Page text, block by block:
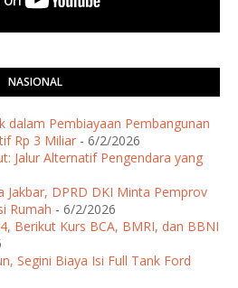
NASIONAL
dalam Pembiayaan Pembangunan
Rp 3 Miliar - 6/2/2026
Jalur Alternatif Pengendara yang
Jakbar, DPRD DKI Minta Pemprov
Rumah - 6/2/2026
Berikut Kurs BCA, BMRI, dan BBNI
Segini Biaya Isi Full Tank Ford